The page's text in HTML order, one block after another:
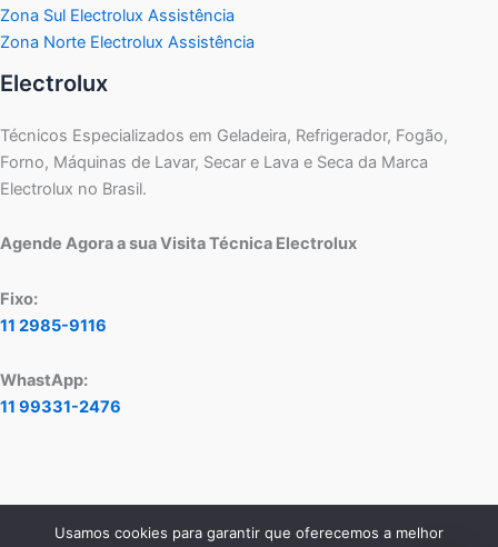
Zona Sul Electrolux Assistência
Zona Norte Electrolux Assistência
Electrolux
Técnicos Especializados em Geladeira, Refrigerador, Fogão,
Forno, Máquinas de Lavar, Secar e Lava e Seca da Marca
Electrolux no Brasil.
Agende Agora a sua Visita Técnica Electrolux
Fixo:
11 2985-9116
WhastApp:
11 99331-2476
Usamos cookies para garantir que oferecemos a melhor